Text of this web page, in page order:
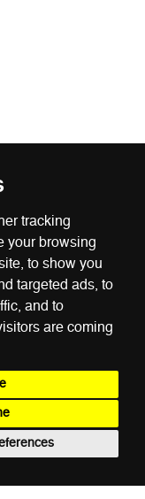
tracking
your browsing
to show you
targeted ads, to
and to
are coming